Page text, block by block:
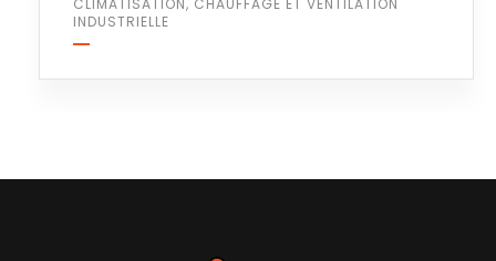
INDUSTRIELLE